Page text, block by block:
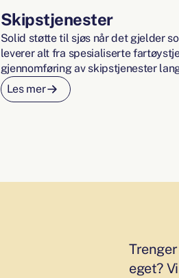
Skipstjenester
Solid støtte til sjøs når det gjelder
leverer alt fra spesialiserte
gjennomføring av skipstjenester
Les mer
eget?